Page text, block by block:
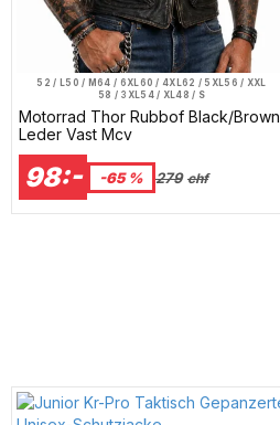
52 / L50 / M 64 / 6XL 60 / 4XL62 / 5XL56 / XXL
58 / 3XL54 / XL48 / S
Motorrad Thor Rubbof Black/Brown
Leder Vast Mcv
98:- -65 % 279 chf